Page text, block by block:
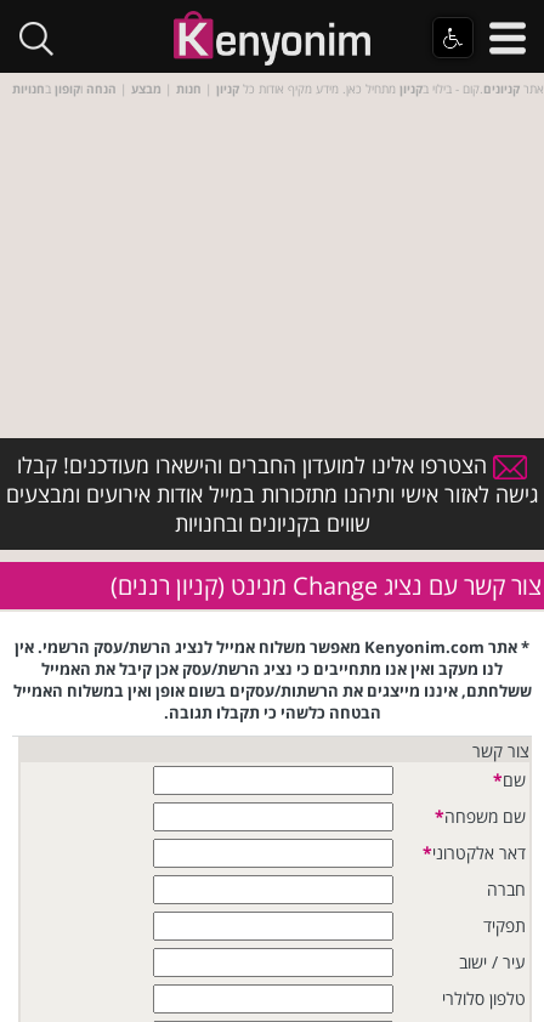
אתר קניונים.קום - בילוי בקניון מתחיל כאן. מידע מקיף אודות כל קניון | חנות | מבצע | הנחה וקופון בחנויות
הצטרפו אלינו למועדון החברים והישארו מעודכנים! קבלו
גישה לאזור אישי ותיהנו מתזכורות במייל אודות אירועים ומבצעים
שווים בקניונים ובחנויות
צור קשר עם נציג Change מנינט (קניון רננים)
* אתר Kenyonim.com מאפשר משלוח אמייל לנציג הרשת/עסק הרשמי. אין
לנו מעקב ואין אנו מתחייבים כי נציג הרשת/עסק אכן קיבל את האמייל
ששלחתם, איננו מייצגים את הרשתות/עסקים בשום אופן ואין במשלוח האמייל
הבטחה כלשהי כי תקבלו תגובה.
צור קשר
שם*
שם משפחה*
דאר אלקטרוני*
חברה
תפקיד
עיר / ישוב
טלפון סלולרי